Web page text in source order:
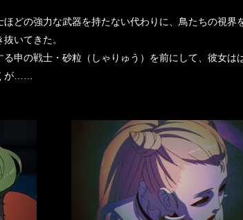
どの強力な武器を持たない代わりに、鳥たちの視
いてきた。
申の戦士・砂粒（しゃりゅう）を前にして、彼女
が……